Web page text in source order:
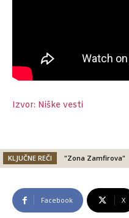
Izvor: Niške vesti
KLJUČNE REČI "Zona Zamfirova"
Facebook X